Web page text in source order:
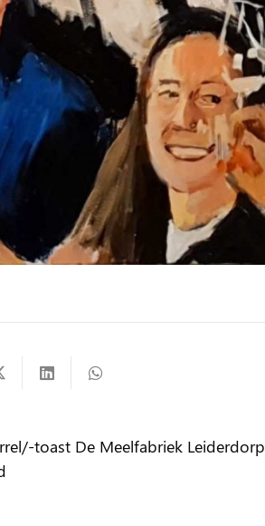
toast De Meelfabriek Leiderdorp